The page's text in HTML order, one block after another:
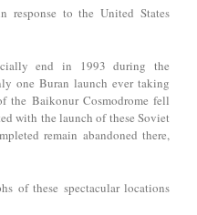
response to the United States
end in 1993 during the
one Buran launch ever taking
the Baikonur Cosmodrome fell
with the launch of these Soviet
remain abandoned there,
of these spectacular locations